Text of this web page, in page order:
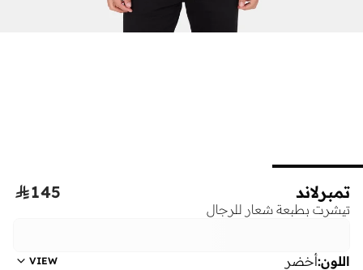
تمبرلاند
تيشرت بطبعة شعار للرجال
145
اللون:أخضر VIEW